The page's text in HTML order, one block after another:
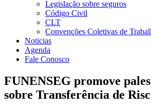
Legislação sobre seguros
Código Civil
CLT
Convenções Coletivas de
Noticias
Agenda
Fale Conosco
FUNENSEG promove
sobre Transferência de